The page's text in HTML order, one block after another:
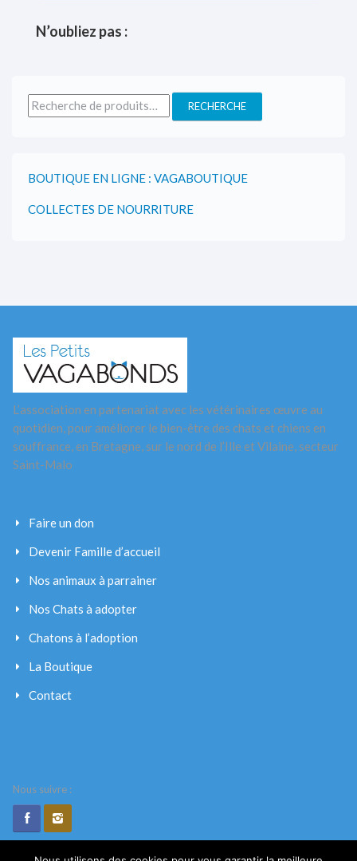
N’oubliez pas :
RECHERCHE
BOUTIQUE EN LIGNE : VAGABOUTIQUE
COLLECTES DE NOURRITURE
L’association en partenariat avec les vétérinaires œuvre au
quotidien, pour améliorer le bien-être des chats et chiens en
souffrance, en Bretagne, sur le nord de l’Ille et Vilaine, secteur
Saint-Malo
Faire un don
Devenir Famille d’accueil
Nos animaux à parrainer
Nos Chats à adopter
Chatons à l’adoption
La Boutique
Contact
Nous suivre :